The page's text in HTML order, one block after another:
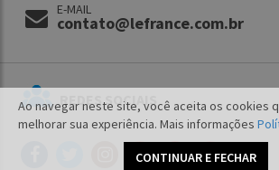
Ao navegar neste site, você aceita os cookies
melhorar sua experiência. Mais informações
CONTINUAR E FECHAR
E-MAIL
contato@lefrance.com.br
REDES SOCIAIS